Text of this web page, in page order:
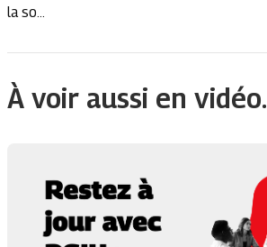
la so...
À voir aussi en vidéo.